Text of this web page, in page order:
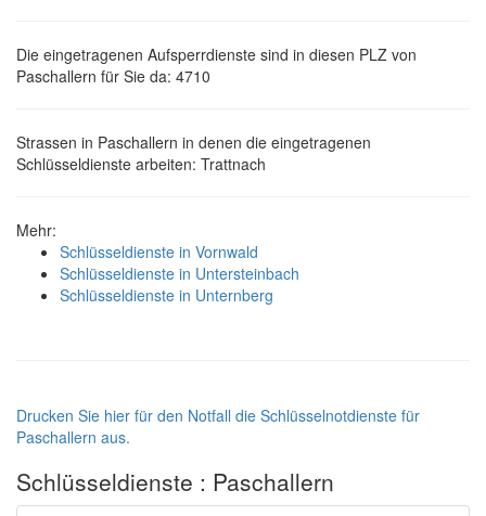
Die eingetragenen Aufsperrdienste sind in diesen PLZ von
Paschallern für Sie da: 4710
Strassen in Paschallern in denen die eingetragenen
Schlüsseldienste arbeiten: Trattnach
Mehr:
Schlüsseldienste in Vornwald
Schlüsseldienste in Untersteinbach
Schlüsseldienste in Unternberg
Drucken Sie hier für den Notfall die Schlüsselnotdienste für
Paschallern aus.
Schlüsseldienste : Paschallern